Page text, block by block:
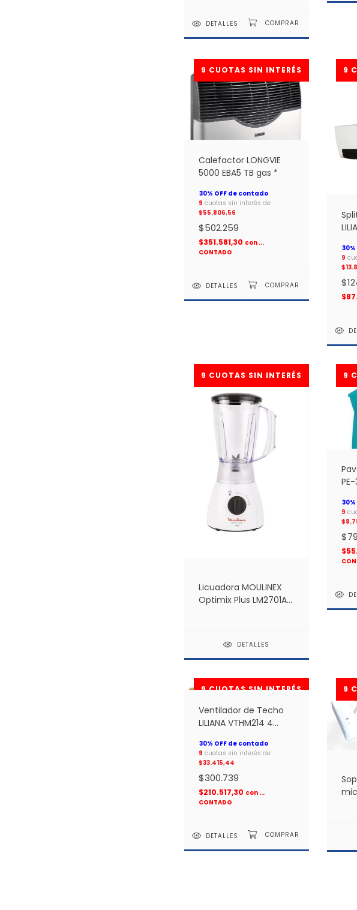
DETALLES
Calefactor LONGVIE
5000 EBA5 TB gas *
9 cuotas sin interés de
$55.806,56
$502.259
$351.581,30 con ...
CONTADO
DETALLES
9
Licuadora MOULINEX
Optimix Plus LM2701AR
DETALLES
9
Ventilador de Techo
LILIANA VTHM214 4
CON luz *
9 cuotas sin interés de
$33.415,44
$300.739
$210.517,30 con ...
CONTADO
DETALLES